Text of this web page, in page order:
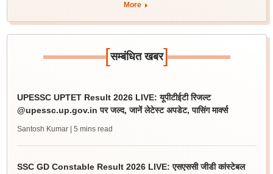
More
[सम्बंधित खबर]
UPESSC UPTET Result 2026 LIVE: यूपीटीईटी रिजल्ट
@upessc.up.gov.in पर जल्द, जानें लेटेस्ट अपडेट, पासिंग मार्क्स
Santosh Kumar | 5 mins read
SSC GD Constable Result 2026 LIVE: एसएससी जीडी कांस्टेबल